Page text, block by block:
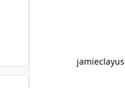
jamieclayus